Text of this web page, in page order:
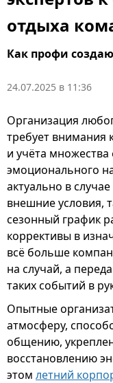
отдыха
Как профи
24.07.2025 в 11:36
Организация
требует внимания
и учёта
эмоционального
актуально в
внешние условия,
сезонный график
коррективы в
всё больше
на случай, а
таких событий в
Опытные
атмосферу,
общению,
восстановлению
этом летний